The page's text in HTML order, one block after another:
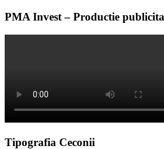
PMA Invest – Productie
Tipografia Ceconii